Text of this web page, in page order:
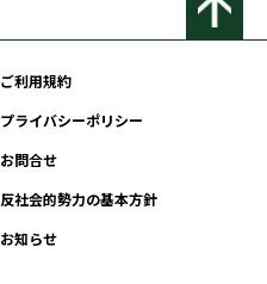
ご利用規約
プライバシーポリシー
お問合せ
反社会的勢力の基本方針
お知らせ